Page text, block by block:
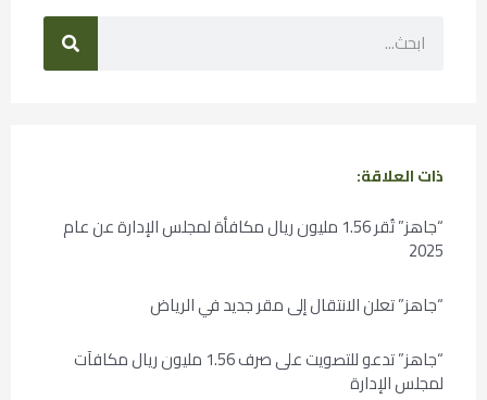
ذات العلاقة:
“جاهز” تُقر 1.56 مليون ريال مكافأة لمجلس الإدارة عن عام
2025
“جاهز” تعلن الانتقال إلى مقر جديد في الرياض
“جاهز” تدعو للتصويت على صرف 1.56 مليون ريال مكافآت
لمجلس الإدارة